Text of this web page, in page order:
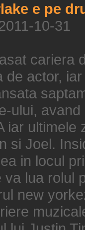
e pe
10-31
cariera
de actor,
ului,
iar
si Joel.
in locul
va lua rolul
new